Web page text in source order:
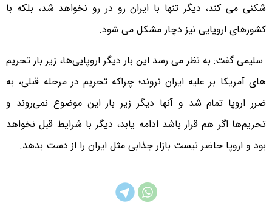
شکنی می کند، دیگر تنها با ایران رو در رو نخواهد شد، بلکه با
کشورهای اروپایی نیز دچار مشکل می شود.
سلیمی گفت: به نظر می رسد این بار دیگر اروپایی‌ها، زیر بار تحریم
های آمریکا بر علیه ایران نروند؛ چراکه تحریم در مرحله قبلی، به
ضرر اروپا تمام شد و آنها دیگر زیر بار این موضوع نمی‌روند و
تحریم‌ها اگر هم قرار باشد ادامه یابد، دیگر با شرایط قبل نخواهد
بود و اروپا حاضر نیست بازار جذابی مثل ایران را از دست بدهد.